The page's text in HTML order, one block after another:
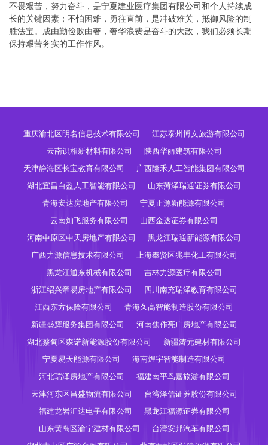
不畏艰苦，努力奋斗，是宁夏建业医疗集团有限公司和个人持续成
长的关键因素；不怕困难，勇往直前，是冲破难关，抵御风险的制
胜法宝。成由勤俭败由奢，奢华浪费是奋斗的大敌，我们必须长期
保持艰苦务实的工作作风。
重庆渝北区明名信息技术有限公司
江苏泰州博文旅游有限公司
云南识相新材料有限公司
陕西华丽建筑有限公司
天津静海区长宝教育有限公司
广西隆禾人工智能集团有限公司
湖北宜昌白盈人工智能有限公司
山东菏泽瑞通证券有限公司
青海安达房地产有限公司
宁夏正源新能源有限公司
云南灿飞服务有限公司
山西金达证券有限公司
河南中原区中天房地产有限公司
黑龙江瑞通新能源有限公司
广西力源信息技术有限公司
上海奉贤区兆丰化工有限公司
黑龙江通东机械有限公司
吉林力源医疗有限公司
浙江绍兴帝易房地产有限公司
四川南充瑞泽教育有限公司
江西东方保险有限公司
青海久高智能制造股份有限公司
新疆盛辉服务集团有限公司
河南焦作亮广房地产有限公司
湖北蔡甸区森诺新能源股份有限公司
新疆涛元建材有限公司
宁夏易天能源有限公司
海南煌宇智能制造有限公司
河北瑞泽房地产有限公司
福建南平鸟嘉旅游有限公司
天津河东区昌盛物流有限公司
台湾泽信证券股份有限公司
福建龙岩汇达电子有限公司
黑龙江福源证券有限公司
山东黄岛区渝宁建材有限公司
台湾安邦汽车有限公司